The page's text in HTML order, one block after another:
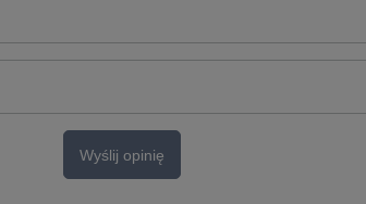
Wyślij opinię